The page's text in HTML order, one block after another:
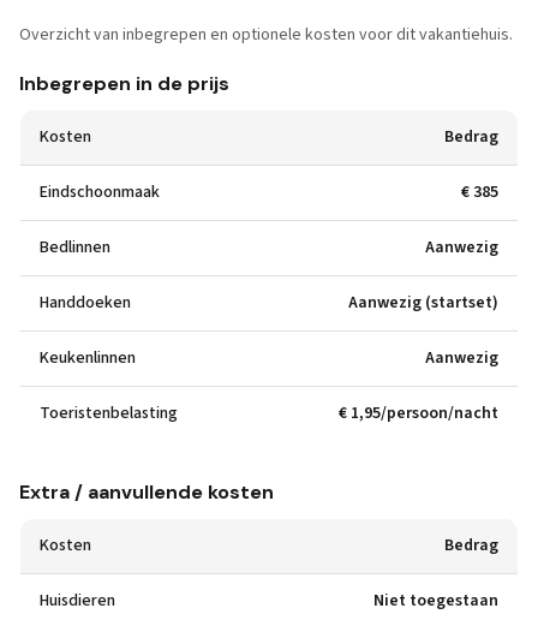
Overzicht van inbegrepen en optionele kosten voor dit vakantiehuis.
Inbegrepen in de prijs
Kosten Bedrag
Eindschoonmaak € 385
Bedlinnen Aanwezig
Handdoeken Aanwezig (startset)
Keukenlinnen Aanwezig
Toeristenbelasting € 1,95/persoon/nacht
Extra / aanvullende kosten
Kosten Bedrag
Huisdieren Niet toegestaan